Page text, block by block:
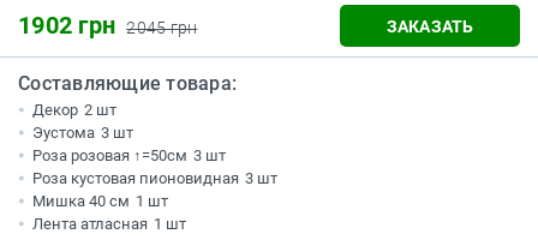
1902 грн 2045 грн ЗАКАЗАТЬ
Составляющие товара:
Декор 2 шт
Эустома 3 шт
Роза розовая ↑=50см 3 шт
Роза кустовая пионовидная 3 шт
Мишка 40 см 1 шт
Лента атласная 1 шт